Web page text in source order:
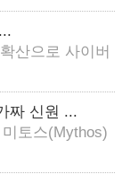
산으로 사이버
짜 신원 ...
토스(Mythos)